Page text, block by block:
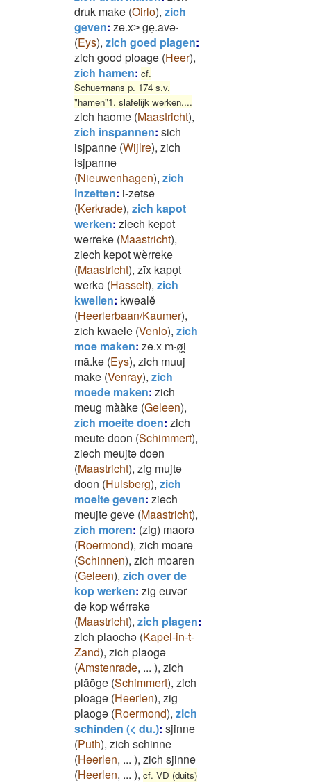
druk make (Oirlo), zich
geven: ze.x˃ geͅ.avə‧
(Eys), zich goed plagen:
zich good ploage (Heer),
zich hamen: cf.
Schuermans p. 174 s.v.
"hamen"1. slafelijk werken....
zich haome (Maastricht),
zich inspannen: sich
isjpanne (Wijlre), zich
isjpannə
(Nieuwenhagen), zich
inzetten: i-zetse
(Kerkrade), zich kapot
werken: ziech kepot
werreke (Maastricht),
ziech kepot wèrreke
(Maastricht), zīx kapoͅt
werkə (Hasselt), zich
kwellen: kwealĕ
(Heerlerbaan/Kaumer),
zich kwaele (Venlo), zich
moe maken: ze.x m‧øͅi̯
mā.kə (Eys), zich muuj
make (Venray), zich
moede maken: zich
meug mààke (Geleen),
zich moeite doen: zich
meute doon (Schimmert),
ziech meujtə doen
(Maastricht), zig mujtə
doon (Hulsberg), zich
moeite geven: ziech
meujte geve (Maastricht),
zich moren: (zig) maorə
(Roermond), zich moare
(Schinnen), zich moaren
(Geleen), zich over de
kop werken: zig euvər
də kop wérrəkə
(Maastricht), zich plagen:
zich plaochə (Kapel-in-t-
Zand), zich plaogə
(Amstenrade, ... ), zich
plāōge (Schimmert), zich
ploage (Heerlen), zig
plaogə (Roermond), zich
schinden (< du.): sjinne
(Puth), zich schinne
(Heerlen, ... ), zich sjinne
(Heerlen, ... ), cf. VD (duits)